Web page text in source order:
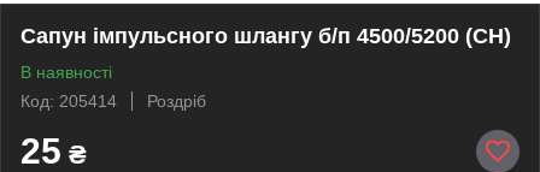
Сапун імпульсного шлангу б/п 4500/5200 (СН)
В наявності
Код: 205414
Роздріб
25 ₴